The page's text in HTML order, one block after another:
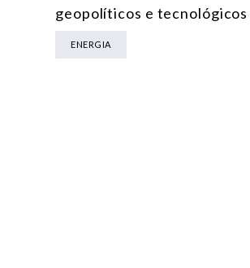
geopolíticos e tecnológicos
ENERGIA